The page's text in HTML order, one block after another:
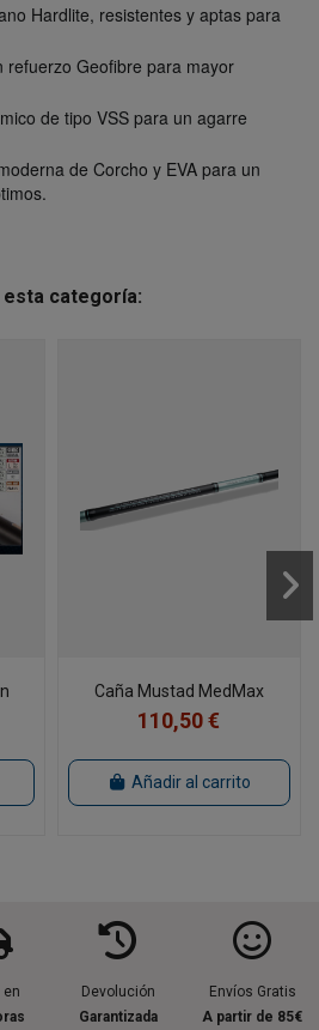
Hardlite, resistentes y aptas para
refuerzo Geofibre para mayor
de tipo VSS para un agarre
de Corcho y EVA para un
categoría:
Caña Mustad MedMax
110,50 €
Añadir al carrito
en
Devolución
Garantizada
Envíos Gratis
A partir de 85€